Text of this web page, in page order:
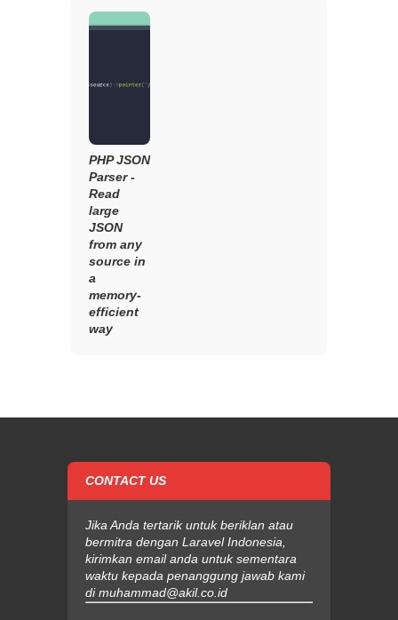
PHP JSON
Parser -
Read
large
JSON
from any
source in
a
memory-
efficient
way
CONTACT US
Jika Anda tertarik untuk beriklan atau
bermitra dengan Laravel Indonesia,
kirimkan email anda untuk sementara
waktu kepada penanggung jawab kami
dimuhammad@akil.co.id